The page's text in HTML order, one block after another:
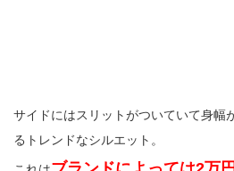
サイドにはスリットがついていて身幅
るトレンドなシルエット。